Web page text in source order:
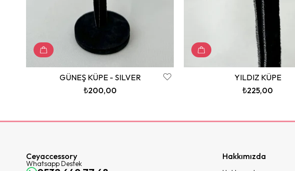
GÜNEŞ KÜPE - SILVER
₺200,00
YILDIZ KÜPE
₺225,00
Ceyaccessory
Whatsapp Destek
Hakkımızda